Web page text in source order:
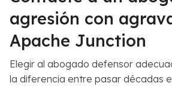
agresión con
Apache Junction
Elegir al abogado defensor
la diferencia entre pasar décadas